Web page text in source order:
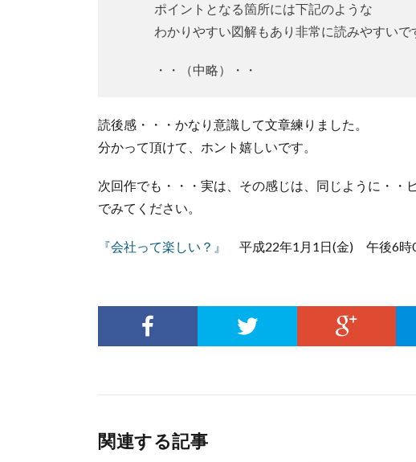
ポイントとなる箇所には下記のような
わかりやすい図解もあり非常に読みやすいで
・・（中略）・・
読後感・・・かなり意識して文章練りました。
分かって頂けて、ホント嬉しいです。
次回作でも・・・実は、その感じは、同じように・・
でみてください。
『会社って楽しい？』 平成22年1月1日(金) 午後6時
関連する記事